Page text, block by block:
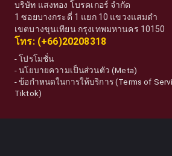
บริษัท แสงทอง โบรคเกอร์ จำกัด
1 ซอยบางกระดี่ 1 แยก 10 แขวงแสมดำ
เขตบางขุนเทียน กรุงเทพมหานคร 10150
โทร: (+66)20208318
-โปรโมชั่น
-นโยบายความเป็นส่วนตัว (Meta)
-ข้อกำหนดในการให้บริการ (Terms of
Tiktok)